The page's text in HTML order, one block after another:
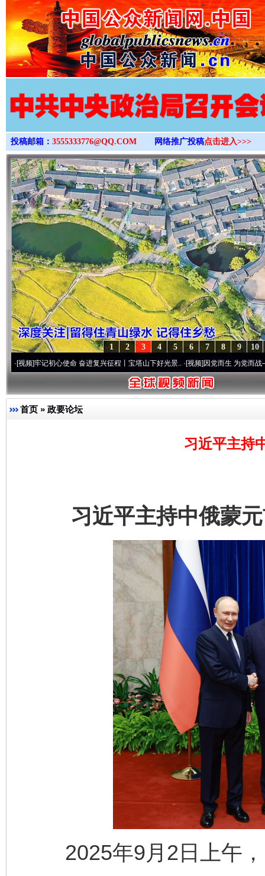
>
投稿邮箱： 3555333776@QQ.COM 网络推广投稿点击进入>>>
10
9
8
7
6
5
4
3
2
1
初心使命 奋进复兴征程丨宝塔山下好光景..·[视频]因党而生 为党而战——百年“纪”
首页 » 政要论坛
习近平主持
习近平主持中俄蒙元
2025年9月2日上午，